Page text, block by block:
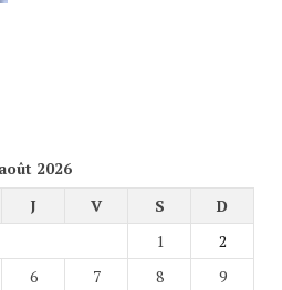
août 2026
J V S
D
1
2
6 7 8
9